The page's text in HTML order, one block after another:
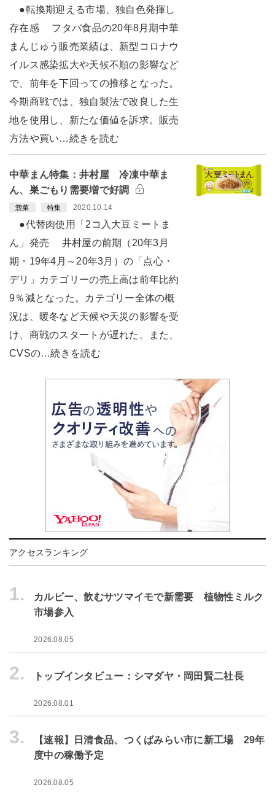
●転換期迎える市場、独自色発揮し
存在感 フタバ食品の20年8月期中華
まんじゅう販売業績は、新型コロナウ
イルス感染拡大や天候不順の影響など
で、前年を下回っての推移となった。
今期商戦では、独自製法で改良した生
地を使用し、新たな価値を訴求。販売
方法や買い…続きを読む
中華まん特集：井村屋 冷凍中華ま
ん、巣ごもり需要増で好調
惣菜 特集 2020.10.14
●代替肉使用「2コ入大豆ミートま
ん」発売 井村屋の前期（20年3月
期・19年4月～20年3月）の「点心・
デリ」カテゴリーの売上高は前年比約
9％減となった。カテゴリー全体の概
況は、暖冬など天候や天災の影響を受
け、商戦のスタートが遅れた。また、
CVSの…続きを読む
アクセスランキング
1.
カルビー、飲むサツマイモで新需要 植物性ミルク
市場参入
2026.08.05
2. トップインタビュー：シマダヤ・岡田賢二社長
2026.08.01
3.
【速報】日清食品、つくばみらい市に新工場 29年
度中の稼働予定
2026.08.05